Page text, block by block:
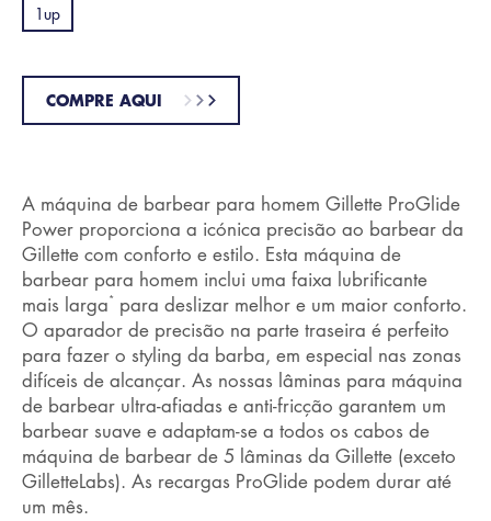
1up
COMPRE AQUI
A máquina de barbear para homem Gillette ProGlide
Power proporciona a icónica precisão ao barbear da
Gillette com conforto e estilo. Esta máquina de
barbear para homem inclui uma faixa lubrificante
mais larga* para deslizar melhor e um maior conforto.
O aparador de precisão na parte traseira é perfeito
para fazer o styling da barba, em especial nas zonas
difíceis de alcançar. As nossas lâminas para máquina
de barbear ultra-afiadas e anti-fricção garantem um
barbear suave e adaptam-se a todos os cabos de
máquina de barbear de 5 lâminas da Gillette (exceto
GilletteLabs). As recargas ProGlide podem durar até
um mês.